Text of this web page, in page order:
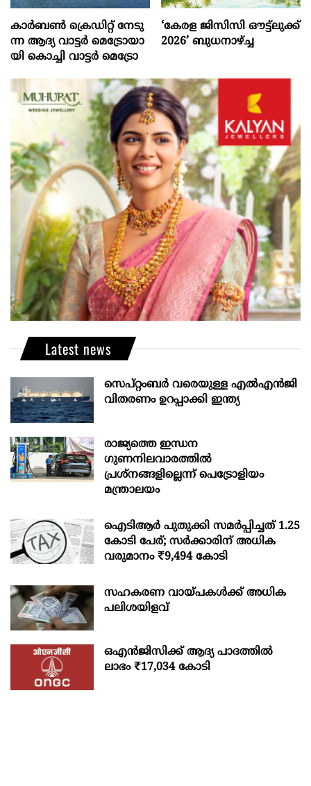
കാ​ര്‍​ബ​ണ്‍ ക്രെ​ഡി​റ്റ് നേ​ടു​
ന്ന ആ​ദ്യ വാ​ട്ട​ര്‍ മെ​ട്രോ​യാ​
യി കൊ​ച്ചി വാ​ട്ട​ര്‍ മെ​ട്രോ
‘കേരള ജിസിസി ഔട്ട്ലുക്ക്
2026’ ബുധനാഴ്ച്ച
Latest news
സെപ്റ്റംബർ വരെയുള്ള എൽഎൻജി
വിതരണം ഉറപ്പാക്കി ഇന്ത്യ
രാജ്യത്തെ ഇന്ധന
ഗുണനിലവാരത്തില്‍
പ്രശ്‌നങ്ങളില്ലെന്ന് പെട്രോളിയം
മന്ത്രാലയം
ഐടിആര്‍ പുതുക്കി സമർപ്പിച്ചത് 1.25
കോടി പേര്; സർക്കാരിന് അധിക
വരുമാനം ₹9,494 കോടി
സഹകരണ വായ്പകള്‍ക്ക് അധിക
പലിശയിളവ്
ഒഎന്‍ജിസിക്ക് ആദ്യ പാദത്തില്‍
ലാഭം ₹17,034 കോടി